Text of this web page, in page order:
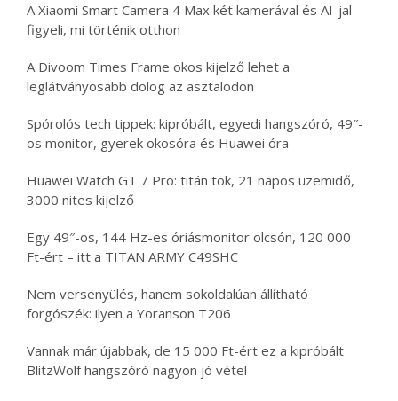
A Xiaomi Smart Camera 4 Max két kamerával és AI-jal
figyeli, mi történik otthon
A Divoom Times Frame okos kijelző lehet a
leglátványosabb dolog az asztalodon
Spórolós tech tippek: kipróbált, egyedi hangszóró, 49″-
os monitor, gyerek okosóra és Huawei óra
Huawei Watch GT 7 Pro: titán tok, 21 napos üzemidő,
3000 nites kijelző
Egy 49″-os, 144 Hz-es óriásmonitor olcsón, 120 000
Ft-ért – itt a TITAN ARMY C49SHC
Nem versenyülés, hanem sokoldalúan állítható
forgószék: ilyen a Yoranson T206
Vannak már újabbak, de 15 000 Ft-ért ez a kipróbált
BlitzWolf hangszóró nagyon jó vétel